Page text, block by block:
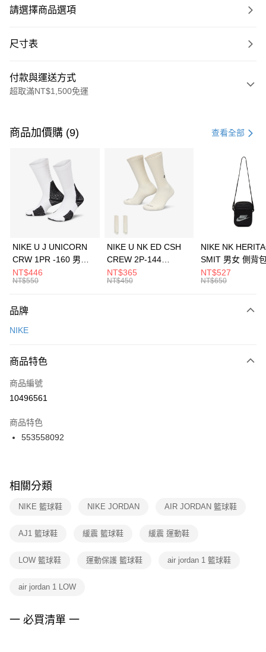
請選擇商品選項
尺寸表
付款與運送方式
超取滿NT$1,500免運
信用卡一次付款
3 期 0 利率 每期 21家銀行
合作金庫商業銀行
第一商業銀行
華南商業銀行
彰化商業銀行
上海商業儲蓄銀行
元大商業銀行
台灣樂天信用卡公司
Apple Pay
全盈+PAY
AFTEE先享後付
【關於「AFTEE先享後付」】
便利好安心！
３．安心：先確認商品／服務後，再付款。
【「AFTEE先享後付」結帳流程】
１．於結帳方式選擇「AFTEE先享後付」後，將跳轉至「AFTEE先享後付」
２．訂單成立數日內，您將收到繳費通知簡訊。
３．收到繳費通知簡訊後14天內，點擊此簡訊中的連結，可透過四大超商／
ATM／網路銀行／等多元方式進行付款，方視為交易完成。
※ 交易是否成功請以「AFTEE先享後付 」之結帳頁面顯示為準，若有關於
是否繳費成功／繳費後需取消欲退款等相關疑問，請聯繫「AFTEE先享後付
客戶支援中心」
https://netprotections.freshdesk.com/support/home
１．透過由恩沛科技股份有限公司提供之「AFTEE先享後付」服務完成之交
權轉讓予恩沛科技股份有限公司。
３．未成年的使用者請事先徵得法定代理人或監護人之同意方可使用
４．使用「AFTEE先享後付」時，將依據個別帳號之用戶狀況，依本公司即
運送方式
每筆NT$100，滿NT$1,500(含以上)免運費
宅配
每筆NT$100，滿NT$1,500(含以上)免運費
付款後門市自取
每筆NT$100，滿NT$1,500(含以上)免運費
商品加價購 (9) 查看全部
NIKE U J UNICORN
CRW 1PR -160 男女
中統襪 FZ3393100
NT$446
NT$550
NIKE U NK ED CSH
CREW 2P-144
EMBRDY 男女 短統襪
FZ3073133
NT$365
NT$450
NIKE NK
SMIT 男女 側背
BA5871010
NT$527
NT$650
品牌
NIKE
商品特色
商品編號
10496561
商品特色
553558092
相關分類
NIKE 籃球鞋 NIKE JORDAN AIR JORDAN 籃球鞋
AJ1 籃球鞋 緩震 籃球鞋 緩震 運動鞋
LOW 籃球鞋 運動保護 籃球鞋 air jordan 1 籃球鞋
air jordan 1 LOW
一 必買清單 一